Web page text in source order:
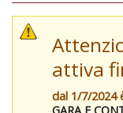
attiva
dal 1/7/2024
GARA E